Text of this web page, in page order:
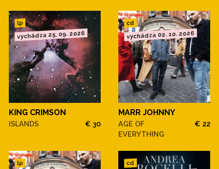
lp
vychádza 25. 09. 2026
KING CRIMSON
ISLANDS € 30
cd
vychádza 02. 10. 2026
MARR JOHNNY
AGE OF
EVERYTHING
€ 22
lp cd